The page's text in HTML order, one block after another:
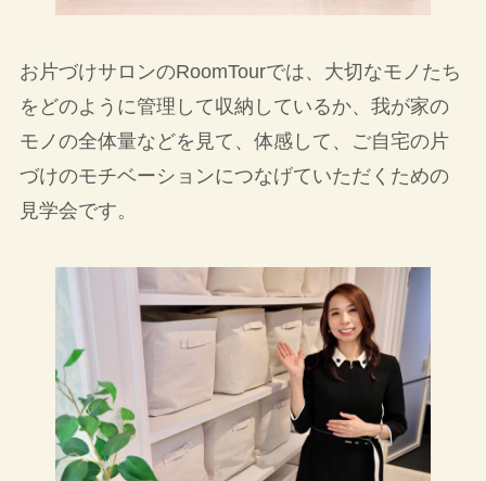
お片づけサロンのRoomTourでは、大切なモノたち
をどのように管理して収納しているか、我が家の
モノの全体量などを見て、体感して、ご自宅の片
づけのモチベーションにつなげていただくための
見学会です。